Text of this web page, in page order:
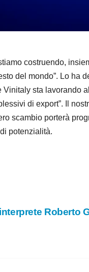
costruendo,
del mondo”. Lo ha
sta lavorando
di export”. Il
scambio porterà
potenzialità.
Roberto